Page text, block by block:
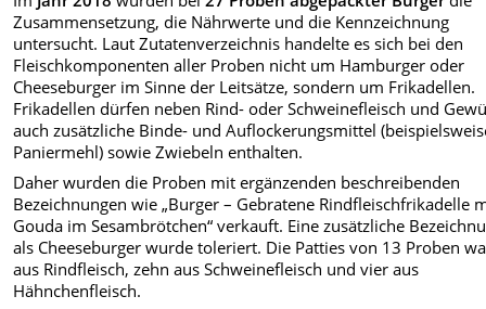
Zusammensetzung, die Nährwerte und die Kennzeichnung
untersucht. Laut Zutatenverzeichnis handelte es sich bei den
Fleischkomponenten aller Proben nicht um Hamburger oder
Cheeseburger im Sinne der Leitsätze, sondern um Frikadellen.
Frikadellen dürfen neben Rind- oder Schweinefleisch und
auch zusätzliche Binde- und Auflockerungsmittel
Paniermehl) sowie Zwiebeln enthalten.
Daher wurden die Proben mit ergänzenden beschreibenden
Bezeichnungen wie „Burger – Gebratene Rindfleischfrikadelle
Gouda im Sesambrötchen“ verkauft. Eine zusätzliche
als Cheeseburger wurde toleriert. Die Patties von 13 Proben
aus Rindfleisch, zehn aus Schweinefleisch und vier aus
Hähnchenfleisch.